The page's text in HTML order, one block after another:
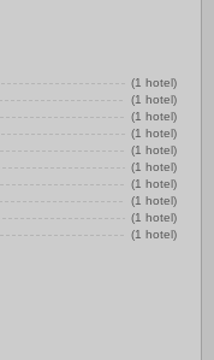
(1 hotel)
(1 hotel)
(1 hotel)
(1 hotel)
(1 hotel)
(1 hotel)
(1 hotel)
(1 hotel)
(1 hotel)
(1 hotel)